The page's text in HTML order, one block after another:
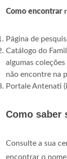
Como encontrar
Página de
Catálogo do
algumas
não encontre na
Portale Antenati
Como saber
Consulte a sua
encontrar o